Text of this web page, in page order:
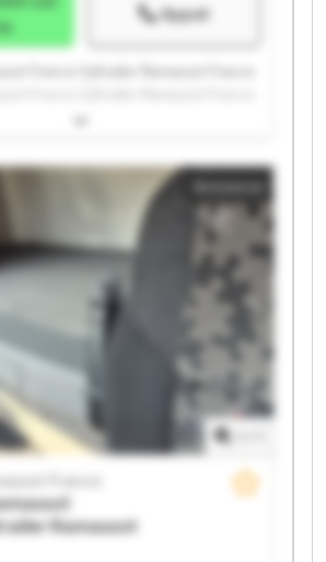
Appel
France Syltrailer Ramassot France
France Syltrailer Ramassot France
France Syltrailer Ramassot France
France Syltrailer Ramassot France
France Syltrailer Ramassot France
France Syltrailer Ramassot France
France Syltrailer Ramassot France
Annonce
France
Ramassot